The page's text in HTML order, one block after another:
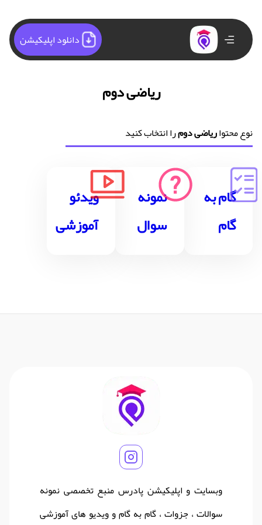
دانلود اپلیکیشن
ریاضی دوم
نوع محتواریاضی دومرا انتخاب کنید
گام به
گام
نمونه
سوال
ویدئو
آموزشی
وبسایت و اپلیکیشن پادرس منبع تخصصی نمونه
سوالات ، جزوات ، گام به گام و ویدیو های آموزشی